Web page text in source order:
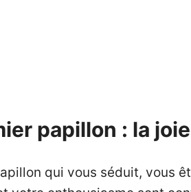
papillon : la
qui vous séduit, vous